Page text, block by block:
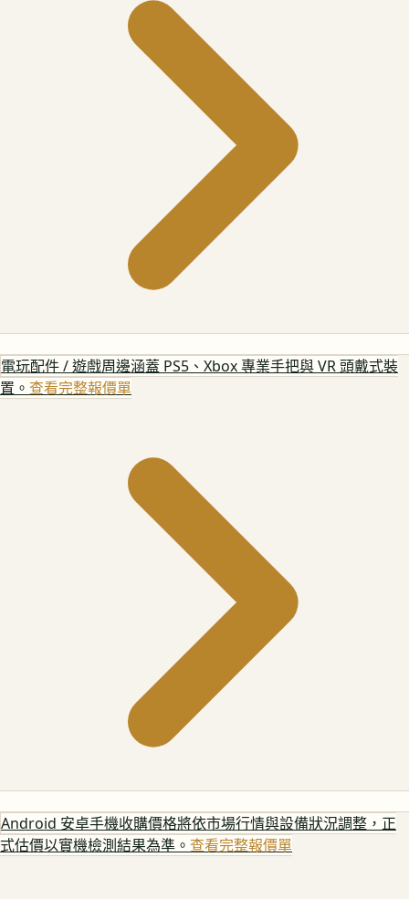
電玩配件 / 遊戲周邊涵蓋 PS5、Xbox 專業手把與 VR 頭戴式裝
置。 查看完整報價單
Android 安卓手機收購價格將依市場行情與設備狀況調整，正
式估價以實機檢測結果為準。 查看完整報價單